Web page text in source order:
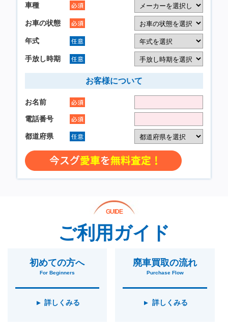
GUIDE
ご利用ガイド
初めての方へ
For Beginners
詳しくみる
廃車買取の流れ
Purchase Flow
詳しくみる